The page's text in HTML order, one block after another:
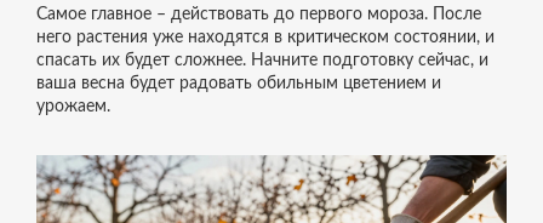
Самое главное – действовать до первого мороза. После
него растения уже находятся в критическом состоянии, и
спасать их будет сложнее. Начните подготовку сейчас, и
ваша весна будет радовать обильным цветением и
урожаем.